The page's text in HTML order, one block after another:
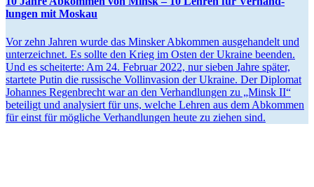
lungen mit Moskau
Vor zehn Jahren wurde das Minsker Abkommen ausge­handelt und
unter­zeichnet. Es sollte den Krieg im Osten der Ukraine beenden.
Und es schei­terte: Am 24. Februar 2022, nur sieben Jahre später,
startete Putin die russische Vollin­vasion der Ukraine. Der Diplomat
Johannes Regen­brecht war an den Verhand­lungen zu „Minsk II“
beteiligt und analy­siert für uns, welche Lehren aus dem Abkommen
für einst für mögliche Verhand­lungen heute zu ziehen sind.